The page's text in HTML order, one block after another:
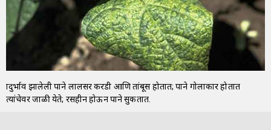
प्रादुर्भाव झालेली पाने लालसर करडी आणि तांबूस होतात; पाने गोलाकार होतात
त्यांचेवर जाळी येते; रसहीन होऊन पाने सुकतात.